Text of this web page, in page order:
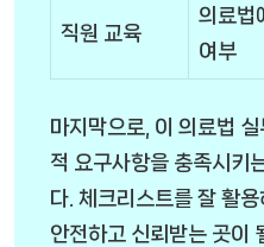
직원 교육
의료법
여부
마지막으로, 이 의료법
적 요구사항을 충족시키
다. 체크리스트를 잘 활
안전하고 신뢰받는 곳이